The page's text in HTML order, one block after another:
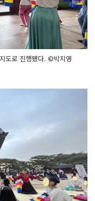
도로 진행됐다. ©박지영